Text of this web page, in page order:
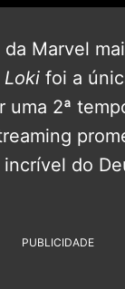
Marvel
Loki foi a
uma 2ª
do
PUBLICIDADE